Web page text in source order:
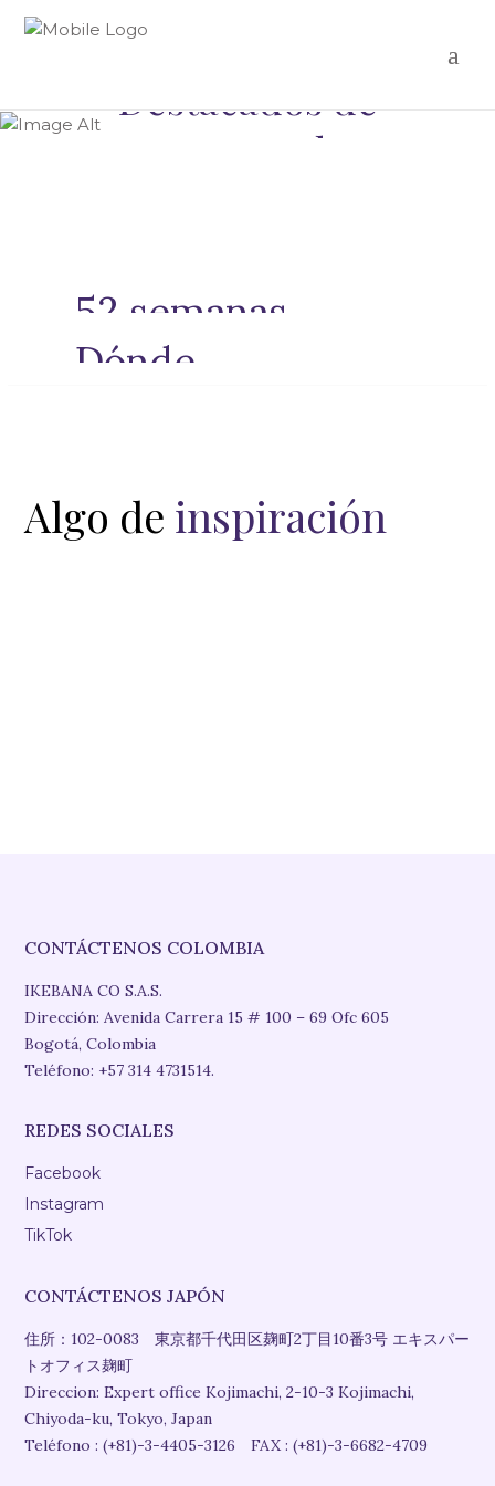
Destacados de
temporada
52 semanas
DE BELLEZA, ININTERRUMPIDA.
Dónde
Algo de inspiración
CONTÁCTENOS COLOMBIA
IKEBANA CO S.A.S.
Dirección: Avenida Carrera 15 # 100 – 69 Ofc 605
Bogotá, Colombia
Teléfono: +57 314 4731514.
REDES SOCIALES
Facebook
Instagram
TikTok
CONTÁCTENOS JAPÓN
住所：102-0083 東京都千代田区麹町2丁目10番3号 エキスパー
トオフィス麹町
Direccion: Expert office Kojimachi, 2-10-3 Kojimachi,
Chiyoda-ku, Tokyo, Japan
Teléfono : (+81)-3-4405-3126 FAX : (+81)-3-6682-4709